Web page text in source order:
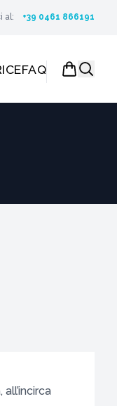
al: +39 0461 866191
FAQ